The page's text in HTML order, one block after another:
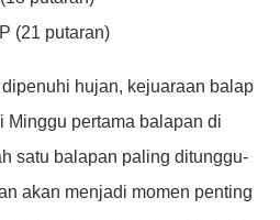
(21 putaran)
hujan, kejuaraan balap
Minggu pertama balapan di
satu balapan paling ditunggu-
akan menjadi momen penting